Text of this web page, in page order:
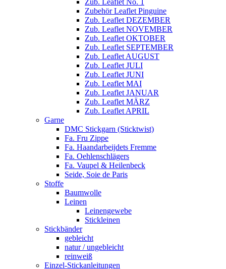
Zubehör Leaflet Pinguine
Zub. Leaflet DEZEMBER
Zub. Leaflet NOVEMBER
Zub. Leaflet OKTOBER
Zub. Leaflet SEPTEMBER
Zub. Leaflet AUGUST
Zub. Leaflet JULI
Zub. Leaflet JUNI
Zub. Leaflet MAI
Zub. Leaflet JANUAR
Zub. Leaflet MÄRZ
Zub. Leaflet APRIL
Garne
DMC Stickgarn (Sticktwist)
Fa. Fru Zippe
Fa. Haandarbeijdets Fremme
Fa. Oehlenschlägers
Fa. Vaupel & Heilenbeck
Seide, Soie de Paris
Stoffe
Baumwolle
Leinen
Leinengewebe
Stickleinen
Stickbänder
gebleicht
natur / ungebleicht
reinweiß
Einzel-Stickanleitungen